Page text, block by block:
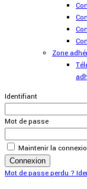
Zone
Identifiant
Mot de passe
Maintenir la
Connexion
Mot de passe perdu ?